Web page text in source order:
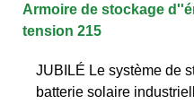
Armoire de stockage
tension 215
JUBILÉ Le système de
batterie solaire